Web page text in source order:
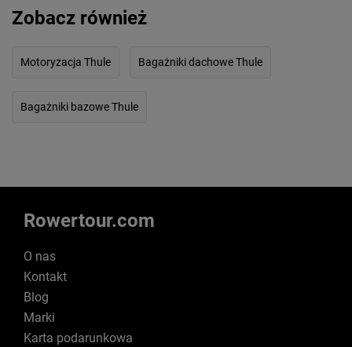
Zobacz również
Motoryzacja Thule Bagażniki dachowe Thule
Bagażniki bazowe Thule
Rowertour.com
O nas
Kontakt
Blog
Marki
Karta podarunkowa